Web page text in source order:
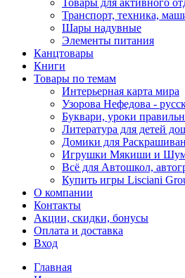
Товары для активного
Транспорт, техника,
Шары надувные
Элементы питания
Канцтовары
Книги
Товары по темам
Интерьерная карта мира
Узорова Нефедова -
Буквари, уроки
Литература для детей
Домики для
Игрушки Мякиши и
Всё для Автошкол,
Купить игры Lisciani
О компании
Контакты
Акции, скидки, бонусы
Оплата и доставка
Вход
Главная